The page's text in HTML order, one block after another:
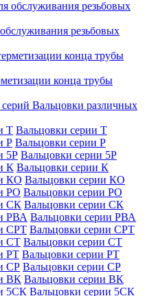
резьбовых
конца трубы
Вальцовки различных
Вальцовки серии Т
Вальцовки серии Р
Вальцовки серии 5Р
Вальцовки серии К
Вальцовки серии КО
Вальцовки серии РО
Вальцовки серии СК
Вальцовки серии РВА
Вальцовки серии СРТ
Вальцовки серии СТ
Вальцовки серии РТ
Вальцовки серии СР
Вальцовки серии ВК
Вальцовки серии 5СК